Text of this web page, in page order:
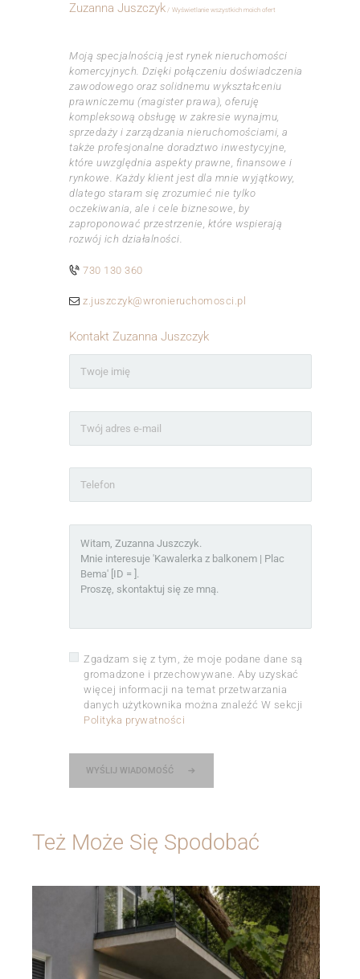
Zuzanna Juszczyk Wyświetlanie wszystkich moich ofert
Moją specjalnością jest rynek nieruchomości
komercyjnych. Dzięki połączeniu doświadczenia
zawodowego oraz solidnemu wykształceniu
prawniczemu (magister prawa), oferuję
kompleksową obsługę w zakresie wynajmu,
sprzedaży i zarządzania nieruchomościami, a
także profesjonalne doradztwo inwestycyjne,
które uwzględnia aspekty prawne, finansowe i
rynkowe. Każdy klient jest dla mnie wyjątkowy,
dlatego staram się zrozumieć nie tylko
oczekiwania, ale i cele biznesowe, by
zaproponować przestrzenie, które wspierają
rozwój ich działalności.
730 130 360
z.juszczyk@wronieruchomosci.pl
Kontakt Zuzanna Juszczyk
Zgadzam się z tym, że moje podane dane są
gromadzone i przechowywane. Aby uzyskać
więcej informacji na temat przetwarzania
danych użytkownika można znaleźć W sekcji
Polityka prywatności
WYŚLIJ WIADOMOŚĆ
Też Może Się Spodobać